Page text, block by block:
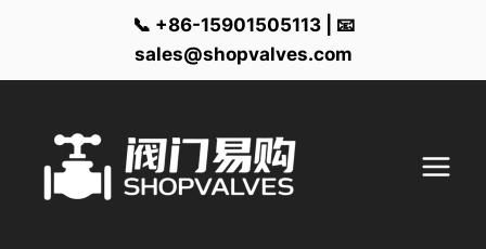
📞 +86-15901505113 | 📧
sales@shopvalves.com
контенту